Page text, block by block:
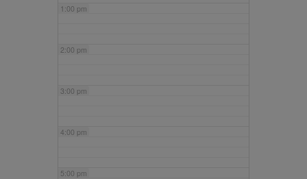
1:00 pm
2:00 pm
3:00 pm
4:00 pm
5:00 pm